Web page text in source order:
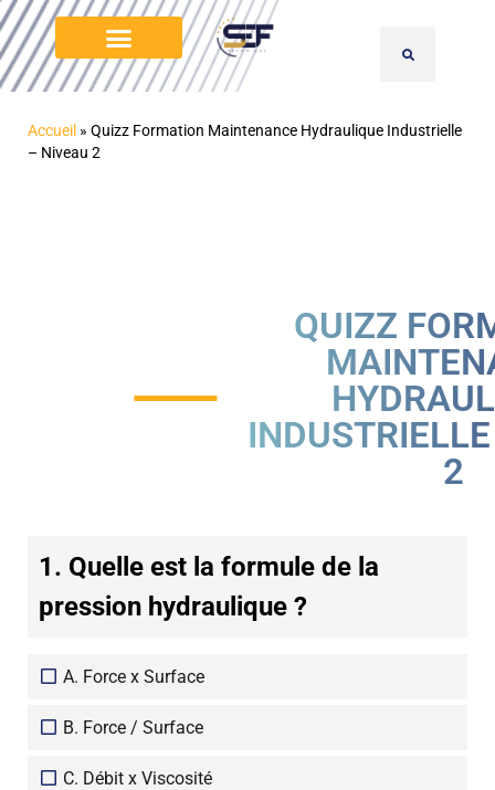
Accueil » Quizz Formation Maintenance Hydraulique Industrielle
– Niveau 2
QUIZZ
2
1. Quelle est la formule de la
pression hydraulique ?
A. Force x Surface
B. Force / Surface
C. Débit x Viscosité